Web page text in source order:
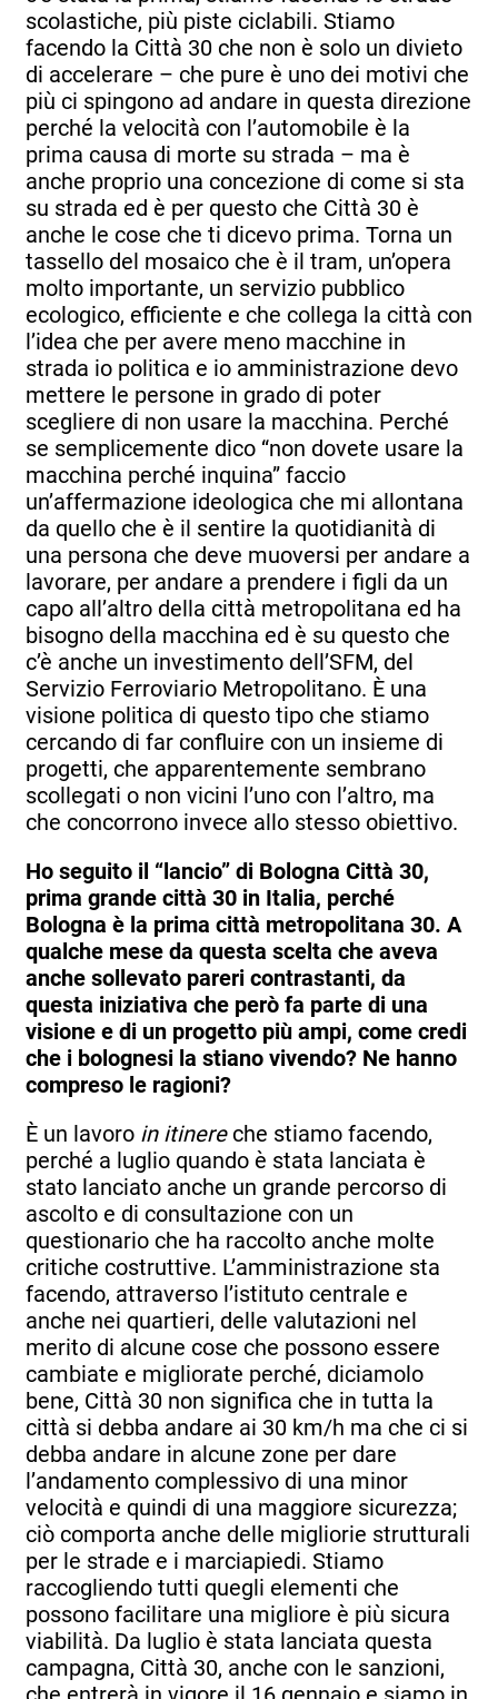
scolastiche, più piste ciclabili. Stiamo
facendo la Città 30 che non è solo un divieto
di accelerare – che pure è uno dei motivi che
più ci spingono ad andare in questa direzione
perché la velocità con l’automobile è la
prima causa di morte su strada – ma è
anche proprio una concezione di come si sta
su strada ed è per questo che Città 30 è
anche le cose che ti dicevo prima. Torna un
tassello del mosaico che è il tram, un’opera
molto importante, un servizio pubblico
ecologico, efficiente e che collega la città con
l’idea che per avere meno macchine in
strada io politica e io amministrazione devo
mettere le persone in grado di poter
scegliere di non usare la macchina. Perché
se semplicemente dico “non dovete usare la
macchina perché inquina” faccio
un’affermazione ideologica che mi allontana
da quello che è il sentire la quotidianità di
una persona che deve muoversi per andare a
lavorare, per andare a prendere i figli da un
capo all’altro della città metropolitana ed ha
bisogno della macchina ed è su questo che
c’è anche un investimento dell’SFM, del
Servizio Ferroviario Metropolitano. È una
visione politica di questo tipo che stiamo
cercando di far confluire con un insieme di
progetti, che apparentemente sembrano
scollegati o non vicini l’uno con l’altro, ma
che concorrono invece allo stesso obiettivo.
Ho seguito il “lancio” di Bologna Città 30,
prima grande città 30 in Italia, perché
Bologna è la prima città metropolitana 30. A
qualche mese da questa scelta che aveva
anche sollevato pareri contrastanti, da
questa iniziativa che però fa parte di una
visione e di un progetto più ampi, come credi
che i bolognesi la stiano vivendo? Ne hanno
compreso le ragioni?
È un lavoro in itinereche stiamo facendo,
perché a luglio quando è stata lanciata è
stato lanciato anche un grande percorso di
ascolto e di consultazione con un
questionario che ha raccolto anche molte
critiche costruttive. L’amministrazione sta
facendo, attraverso l’istituto centrale e
anche nei quartieri, delle valutazioni nel
merito di alcune cose che possono essere
cambiate e migliorate perché, diciamolo
bene, Città 30 non significa che in tutta la
città si debba andare ai 30 km/h ma che ci si
debba andare in alcune zone per dare
l’andamento complessivo di una minor
velocità e quindi di una maggiore sicurezza;
ciò comporta anche delle migliorie strutturali
per le strade e i marciapiedi. Stiamo
raccogliendo tutti quegli elementi che
possono facilitare una migliore è più sicura
viabilità. Da luglio è stata lanciata questa
campagna, Città 30, anche con le sanzioni,